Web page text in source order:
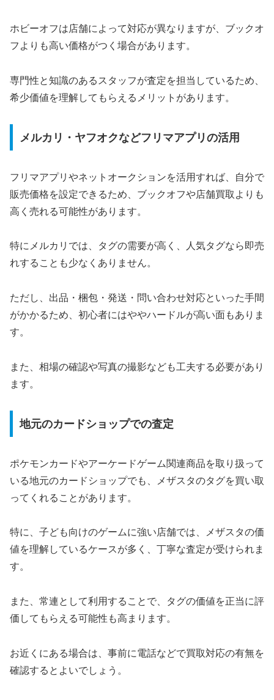
ホビーオフは店舗によって対応が異なりますが、ブックオ
フよりも高い価格がつく場合があります。
専門性と知識のあるスタッフが査定を担当しているため、
希少価値を理解してもらえるメリットがあります。
メルカリ・ヤフオクなどフリマアプリの活用
フリマアプリやネットオークションを活用すれば、自分で
販売価格を設定できるため、ブックオフや店舗買取よりも
高く売れる可能性があります。
特にメルカリでは、タグの需要が高く、人気タグなら即売
れすることも少なくありません。
ただし、出品・梱包・発送・問い合わせ対応といった手間
がかかるため、初心者にはややハードルが高い面もありま
す。
また、相場の確認や写真の撮影なども工夫する必要があり
ます。
地元のカードショップでの査定
ポケモンカードやアーケードゲーム関連商品を取り扱って
いる地元のカードショップでも、メザスタのタグを買い取
ってくれることがあります。
特に、子ども向けのゲームに強い店舗では、メザスタの価
値を理解しているケースが多く、丁寧な査定が受けられま
す。
また、常連として利用することで、タグの価値を正当に評
価してもらえる可能性も高まります。
お近くにある場合は、事前に電話などで買取対応の有無を
確認するとよいでしょう。